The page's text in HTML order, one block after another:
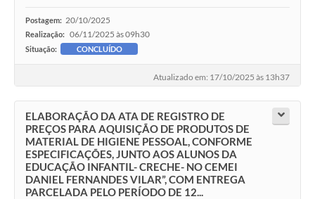
Postagem: 20/10/2025
Realização: 06/11/2025 às 09h30
Situação: CONCLUÍDO
Atualizado em: 17/10/2025 às 13h37
ELABORAÇÃO DA ATA DE REGISTRO DE
PREÇOS PARA AQUISIÇÃO DE PRODUTOS DE
MATERIAL DE HIGIENE PESSOAL, CONFORME
ESPECIFICAÇÕES, JUNTO AOS ALUNOS DA
EDUCAÇÃO INFANTIL- CRECHE- NO CEMEI
DANIEL FERNANDES VILAR”, COM ENTREGA
PARCELADA PELO PERÍODO DE 12...